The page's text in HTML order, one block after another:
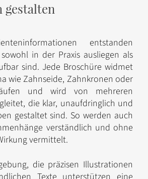
gestalten
entstanden
in der Praxis ausliegen als
sind. Jede Broschüre widmet
wie Zahnseide, Zahnkronen oder
und wird von mehreren
die klar, unaufdringlich und
gestaltet sind. So werden auch
verständlich und ohne
vermittelt.
die präzisen Illustrationen